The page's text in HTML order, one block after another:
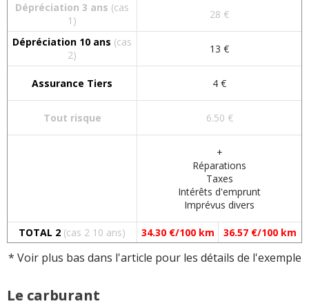
Dépréciation 3 ans (cas
1)
28 €
Dépréciation 10 ans (cas
2)
13 €
Assurance Tiers 4 €
Tout risque 6.50 €
+
Réparations
Taxes
Intérêts d'emprunt
Imprévus divers
TOTAL 2 (cas 2 10 ans) 34.30 €/100 km 36.57 €/100 km
* Voir plus bas dans l'article pour les détails de l'exemple
Le carburant